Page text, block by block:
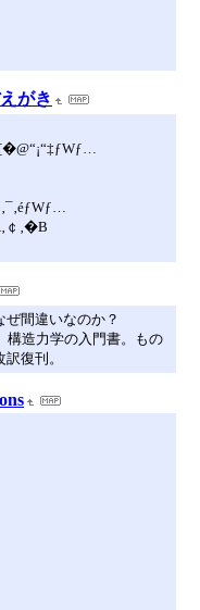
がき
￠‚­�B
ぜ間違いなのか？
構造力学の入門書。もの
復刊。